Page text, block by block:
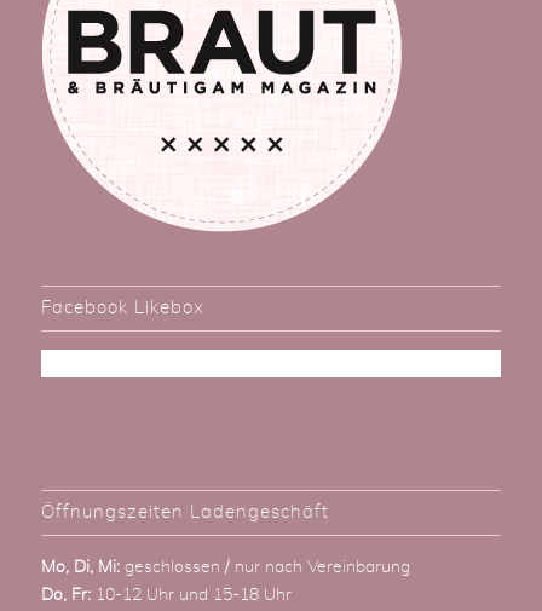
Facebook Likebox
Öffnungszeiten Ladengeschäft
Mo, Di, Mi:geschlossen / nur nach Vereinbarung
Do, Fr:10-12 Uhr und 15-18 Uhr